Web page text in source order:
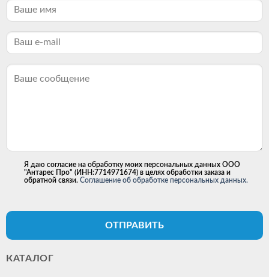
Я даю согласие на обработку моих персональных данных ООО
"Антарес Про" (ИНН:7714971674) в целях обработки заказа и
обратной связи. Соглашение об обработке персональных данных.
ОТПРАВИТЬ
КАТАЛОГ